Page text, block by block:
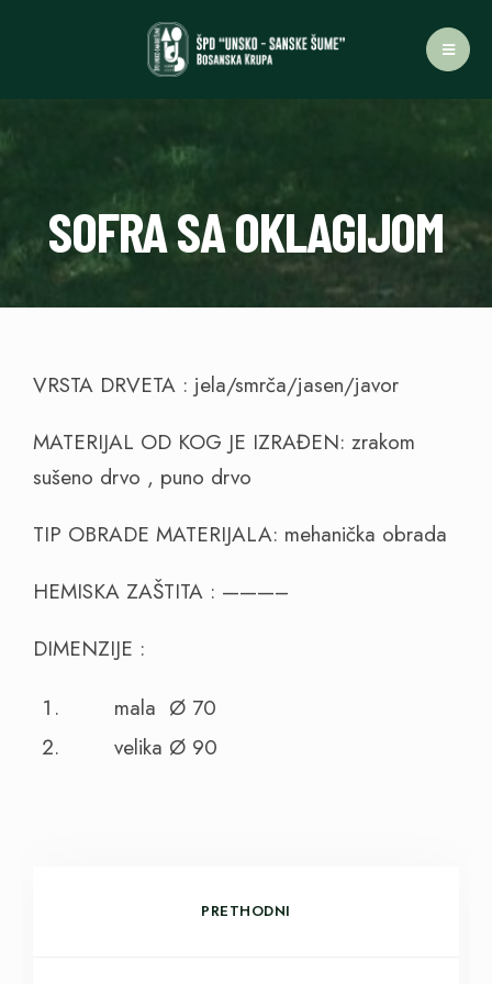
SOFRA SA OKLAGIJOM
VRSTA DRVETA : jela/smrča/jasen/javor
MATERIJAL OD KOG JE IZRAĐEN: zrakom
sušeno drvo , puno drvo
TIP OBRADE MATERIJALA: mehanička obrada
HEMISKA ZAŠTITA : ———–
DIMENZIJE :
mala Ø 70
velika Ø 90
PRETHODNI